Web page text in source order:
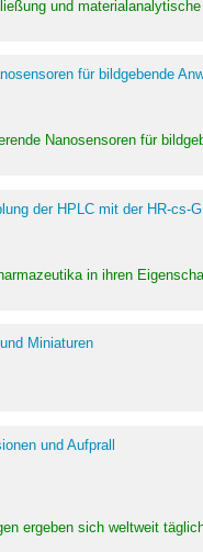
und
für bildgebende
Nanosensoren für
der HPLC mit der HR-cs-
in ihren
Miniaturen
und Aufprall
ergeben sich weltweit